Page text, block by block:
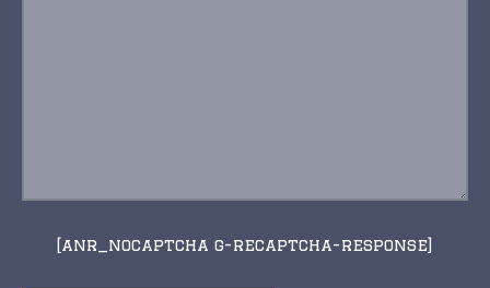
[anr_nocaptcha g-recaptcha-response]